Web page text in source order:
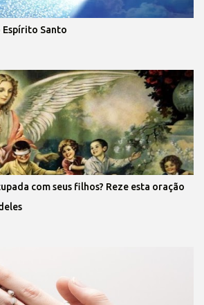
Santo
com seus filhos? Reze esta oração